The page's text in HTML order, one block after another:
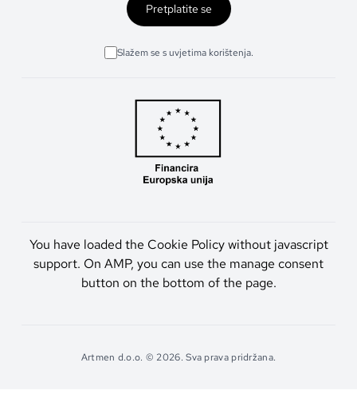
Pretplatite se
Slažem se s uvjetima korištenja.
You have loaded the Cookie Policy without javascript
support. On AMP, you can use the manage consent
button on the bottom of the page.
Artmen d.o.o. © 2026. Sva prava pridržana.